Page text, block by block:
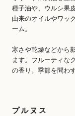
種子油や、ウルシ果
由来のオイルやワッ
ーム。
寒さや乾燥などから
ます。フルーティな
の香り。季節を問わ
プルヌス